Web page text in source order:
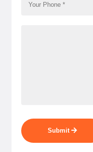
Submit